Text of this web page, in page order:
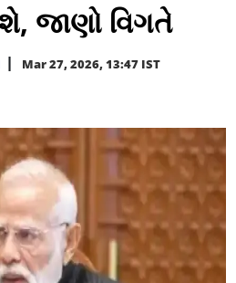
જાણો વિગતે
Mar 27, 2026, 13:47 IST